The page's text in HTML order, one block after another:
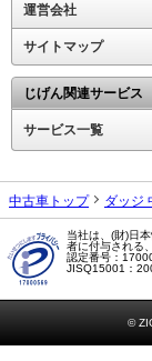
運営会社
サイトマップ
じげん関連サービス
サービス一覧
中古車トップ ダッジ
当社は、(財)日
者に付与される
認定番号：
JISQ15001：
©